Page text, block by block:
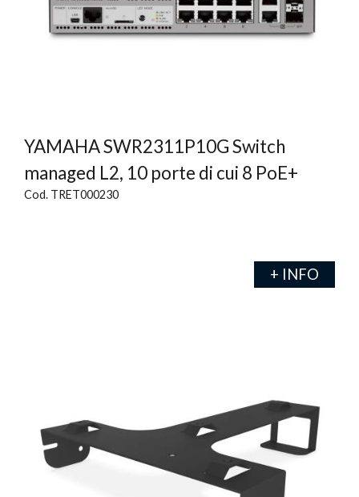
YAMAHA SWR2311P10G Switch
managed L2, 10 porte di cui 8 PoE+
Cod. TRET000230
+ INFO